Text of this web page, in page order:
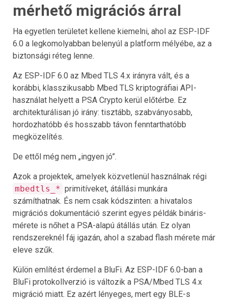
mérhető migrációs árral
Ha egyetlen területet kellene kiemelni, ahol az ESP-IDF
6.0 a legkomolyabban belenyúl a platform mélyébe, az a
biztonsági réteg lenne.
Az ESP-IDF 6.0 az Mbed TLS 4.x irányra vált, és a
korábbi, klasszikusabb Mbed TLS kriptográfiai API-
használat helyett a PSA Crypto kerül előtérbe. Ez
architekturálisan jó irány: tisztább, szabványosabb,
hordozhatóbb és hosszabb távon fenntarthatóbb
megközelítés.
De ettől még nem „ingyen jó”.
Azok a projektek, amelyek közvetlenül használnak régi
mbedtls_* primitíveket, átállási munkára
számíthatnak. És nem csak kódszinten: a hivatalos
migrációs dokumentáció szerint egyes példák bináris-
mérete is nőhet a PSA-alapú átállás után. Ez olyan
rendszereknél fáj igazán, ahol a szabad flash mérete már
eleve szűk.
Külön említést érdemel a BluFi. Az ESP-IDF 6.0-ban a
BluFi protokollverzió is változik a PSA/Mbed TLS 4.x
migráció miatt. Ez azért lényeges, mert egy BLE-s